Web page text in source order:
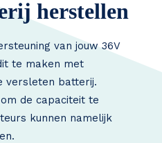
herstellen
van jouw 36V
te maken met
versleten batterij.
de capaciteit te
kunnen namelijk